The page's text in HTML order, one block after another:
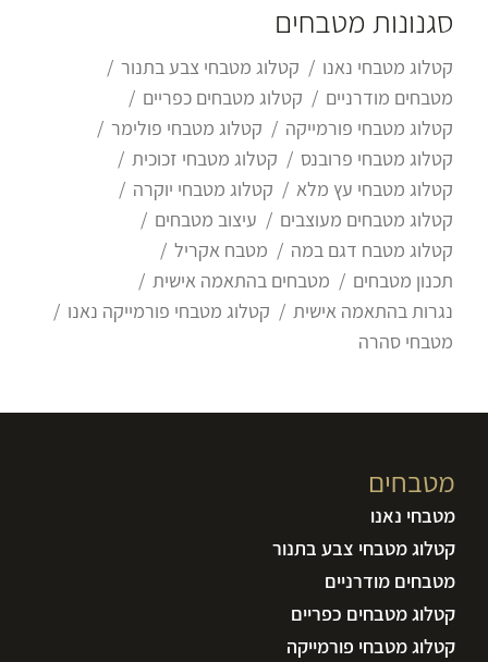
סגנונות מטבחים
קטלוג מטבחי נאנו
קטלוג מטבחי צבע בתנור
מטבחים מודרניים
קטלוג מטבחים כפריים
קטלוג מטבחי פורמייקה
קטלוג מטבחי פולימר
קטלוג מטבחי פרובנס
קטלוג מטבחי זכוכית
קטלוג מטבחי עץ מלא
קטלוג מטבחי יוקרה
קטלוג מטבחים מעוצבים
עיצוב מטבחים
קטלוג מטבח דגם במה
מטבח אקריל
תכנון מטבחים
מטבחים בהתאמה אישית
נגרות בהתאמה אישית
קטלוג מטבחי פורמייקה נאנו
מטבחי סהרה
מטבחים
מטבחי נאנו
קטלוג מטבחי צבע בתנור
מטבחים מודרניים
קטלוג מטבחים כפריים
קטלוג מטבחי פורמייקה